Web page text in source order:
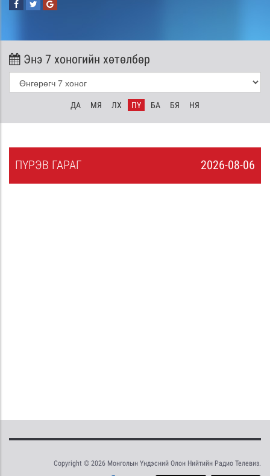
Энэ 7 хоногийн хөтөлбөр
ДА МЯ ЛХ ПҮ БА БЯ НЯ
2026-08-06
ПҮРЭВ ГАРАГ
Copyright © 2026 Монголын Үндэсний Олон Нийтийн Радио Телевиз.